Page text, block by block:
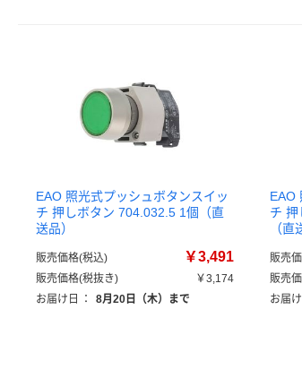
EAO 照光式プッシュボタンスイッ
チ 押しボタン 704.032.5 1個（直
送品）
販売価格(税込) ￥3,491
販売価格(税抜き)
￥3,174
お届け日
： 8月20日（木）まで
EAO
チ 押
（直
販売
販売
お届